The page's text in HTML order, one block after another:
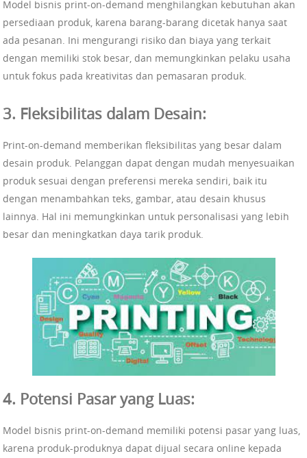
Model bisnis print-on-demand menghilangkan kebutuhan akan
persediaan produk, karena barang-barang dicetak hanya saat
ada pesanan. Ini mengurangi risiko dan biaya yang terkait
dengan memiliki stok besar, dan memungkinkan pelaku usaha
untuk fokus pada kreativitas dan pemasaran produk.
3. Fleksibilitas dalam Desain:
Print-on-demand memberikan fleksibilitas yang besar dalam
desain produk. Pelanggan dapat dengan mudah menyesuaikan
produk sesuai dengan preferensi mereka sendiri, baik itu
dengan menambahkan teks, gambar, atau desain khusus
lainnya. Hal ini memungkinkan untuk personalisasi yang lebih
besar dan meningkatkan daya tarik produk.
4. Potensi Pasar yang Luas:
Model bisnis print-on-demand memiliki potensi pasar yang luas,
karena produk-produknya dapat dijual secara online kepada